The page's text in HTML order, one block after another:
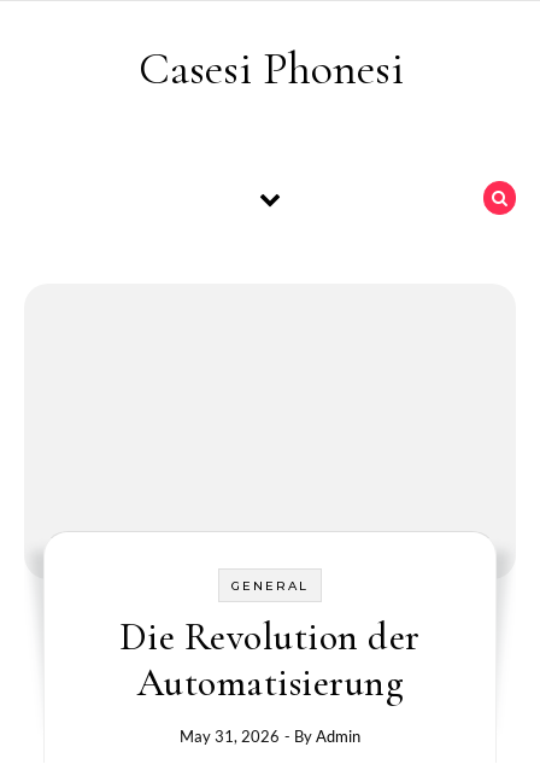
Casesi Phonesi
GENERAL
Die Revolution der
Automatisierung
May 31, 2026 - ByAdmin